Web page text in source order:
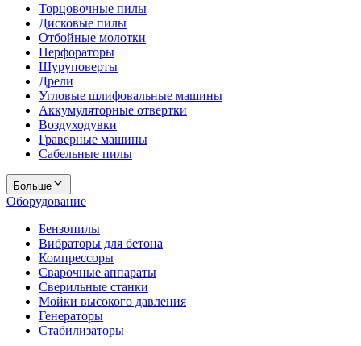
Торцовочные пилы
Дисковые пилы
Отбойные молотки
Перфораторы
Шуруповерты
Дрели
Угловые шлифовальные машины
Аккумуляторные отвертки
Воздуходувки
Граверные машины
Сабельные пилы
Больше
Оборудование
Бензопилы
Вибраторы для бетона
Компрессоры
Сварочные аппараты
Сверильные станки
Мойки высокого давления
Генераторы
Стабилизаторы